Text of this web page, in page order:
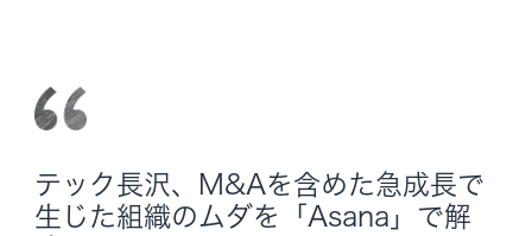
テック長沢、M&Aを含めた急成長で
生じた組織のムダを「Asana」で解